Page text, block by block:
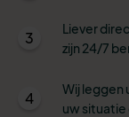
3
Liever
zijn 24/7
4
Wij leggen
uw